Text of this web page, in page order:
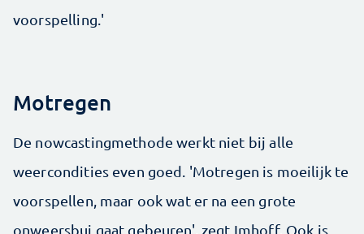
voorspelling.'
Motregen
De nowcastingmethode werkt niet bij alle
weercondities even goed. 'Motregen is moeilijk te
voorspellen, maar ook wat er na een grote
onweersbui gaat gebeuren', zegt Imhoff. Ook is